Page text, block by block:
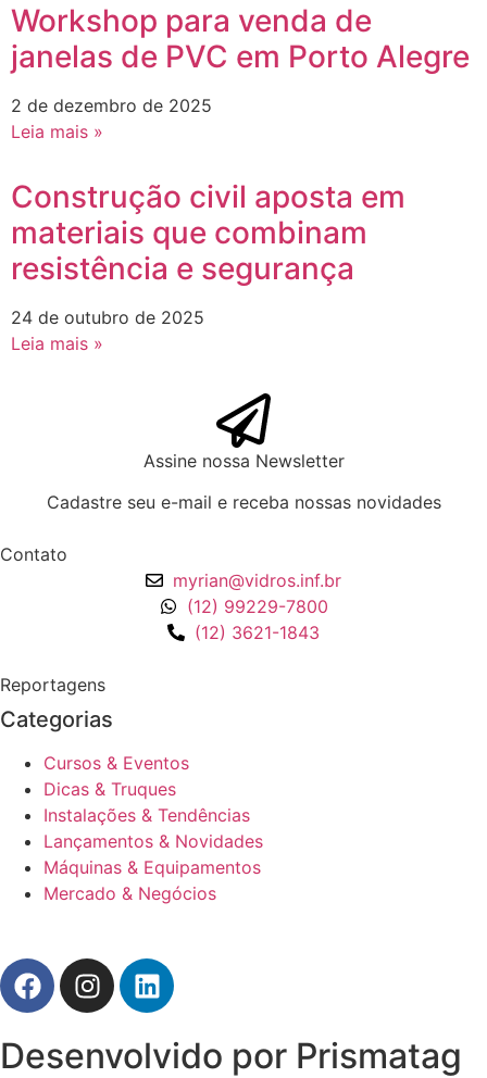
Workshop para venda de
janelas de PVC em Porto Alegre
2 de dezembro de 2025
Leia mais »
Construção civil aposta em
materiais que combinam
resistência e segurança
24 de outubro de 2025
Leia mais »
Assine nossa Newsletter
Cadastre seu e-mail e receba nossas novidades
Contato
myrian@vidros.inf.br
(12) 99229-7800
(12) 3621-1843
Reportagens
Categorias
Cursos & Eventos
Dicas & Truques
Instalações & Tendências
Lançamentos & Novidades
Máquinas & Equipamentos
Mercado & Negócios
Desenvolvido por Prismatag